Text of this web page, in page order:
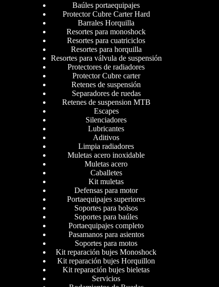
Baúles portaequipajes
Protector Cubre Carter Hard
Barrales Horquilla
Resortes para monoshock
Resortes para cuatriciclos
Resortes para horquilla
Resortes para válvula de suspensión
Protectores de radiadores
Protector Cubre carter
Retenes de suspensión
Separadores de ruedas
Retenes de suspension MTB
Escapes
Silenciadores
Lubricantes
Aditivos
Limpia radiadores
Muletas acero inoxidable
Muletas acero
Caballetes
Kit muletas
Defensas para motor
Portaequipajes superiores
Soportes para bolsos
Soportes para baúles
Portaequipajes completo
Pasamanos para asientos
Soportes para motos
Kit reparación bujes Monoshock
Kit reparación bujes Horquillon
Kit reparación bujes bieletas
Servicios